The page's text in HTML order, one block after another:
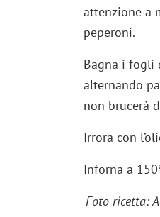
attenzione a
peperoni.
Bagna i fogli
alternando
non brucerà
Irrora con
Inforna a
Foto ricetta: